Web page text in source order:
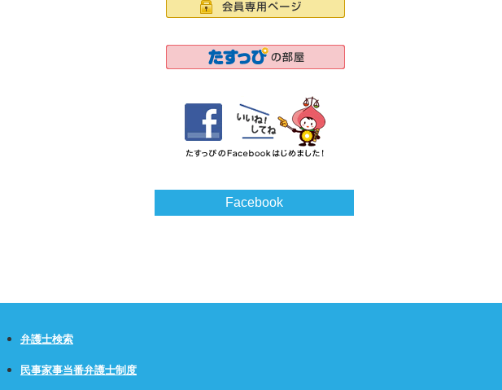
Facebook
弁護士検索
民事家事当番弁護士制度